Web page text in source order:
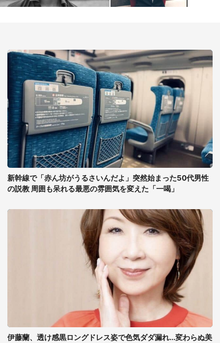
新幹線で「赤ん坊がうるさいんだよ」突然始まった50代男性
の説教 周囲も呆れる最悪の雰囲気を変えた「一喝」
伊藤蘭、透け感黒ロングドレス姿で色気ダダ漏れ...変わらぬ美